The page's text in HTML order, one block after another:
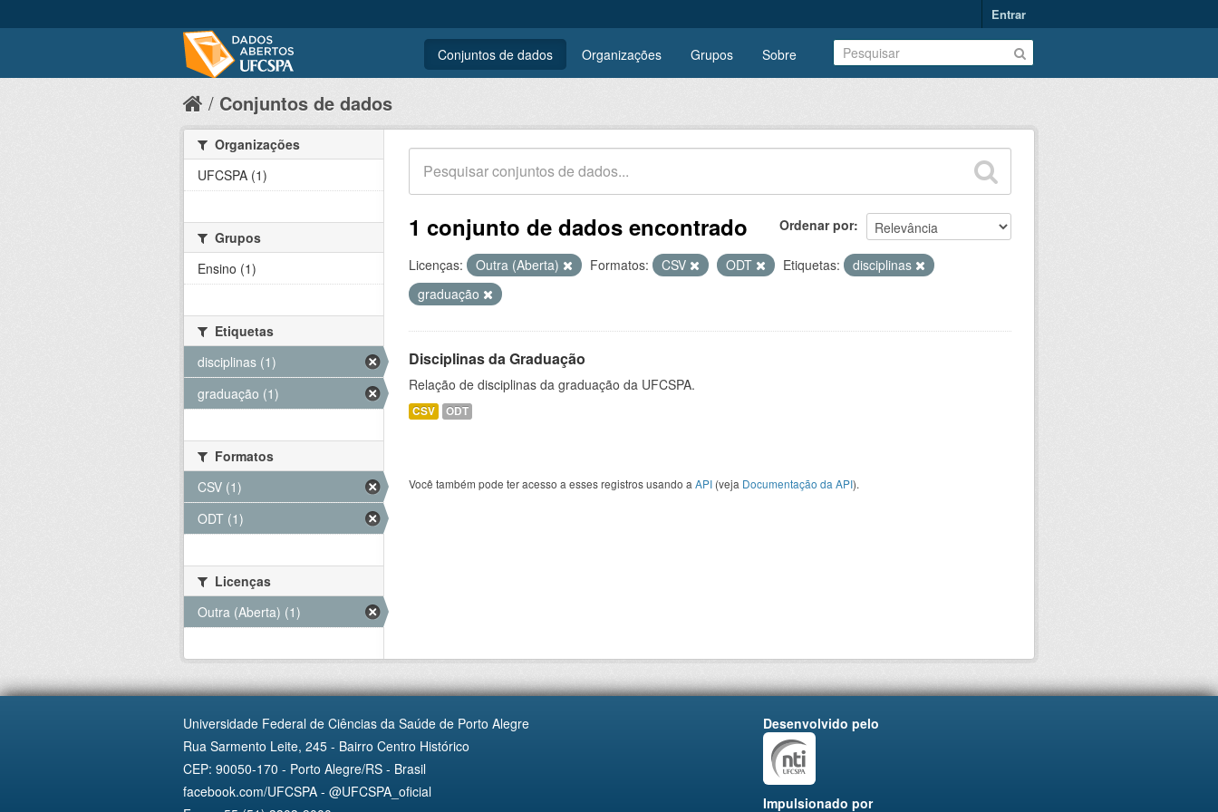
Entrar
Conjuntos de dados Organizações Grupos Sobre
Conjuntos de dados
Ordenar por
1 conjunto de dados encontrado
Licenças: Outra (Aberta) Formatos: CSV ODT Etiquetas:
disciplinas
graduação
Disciplinas da Graduação
Relação de disciplinas da graduação da UFCSPA.
CSV ODT
Você também pode ter acesso a esses registros usando a API (veja Documentação da API).
Organizações
UFCSPA (1)
Grupos
Ensino (1)
Etiquetas
disciplinas (1)
graduação (1)
Formatos
CSV (1)
ODT (1)
Licenças
Outra (Aberta) (1)
Universidade Federal de Ciências da Saúde de Porto Alegre
Rua Sarmento Leite, 245 - Bairro Centro Histórico
CEP: 90050-170 - Porto Alegre/RS - Brasil
facebook.com/UFCSPA - @UFCSPA_oficial
Desenvolvido pelo
Impulsionado por